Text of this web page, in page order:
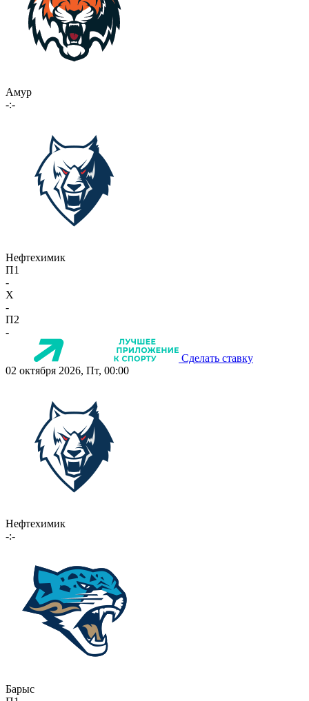
Амур
-:-
Нефтехимик
П1
-
X
-
П2
-
Сделать ставку
02 октября 2026, Пт, 00:00
Нефтехимик
-:-
Барыс